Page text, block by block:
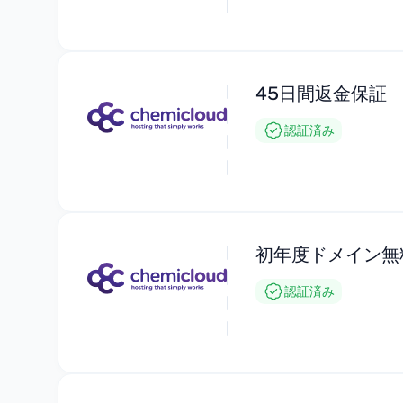
45日間返金保証
認証済み
初年度ドメイン
認証済み